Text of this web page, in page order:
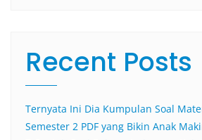
Recent Posts
Ternyata Ini Dia Kumpulan Soal
Semester 2 PDF yang Bikin Anak